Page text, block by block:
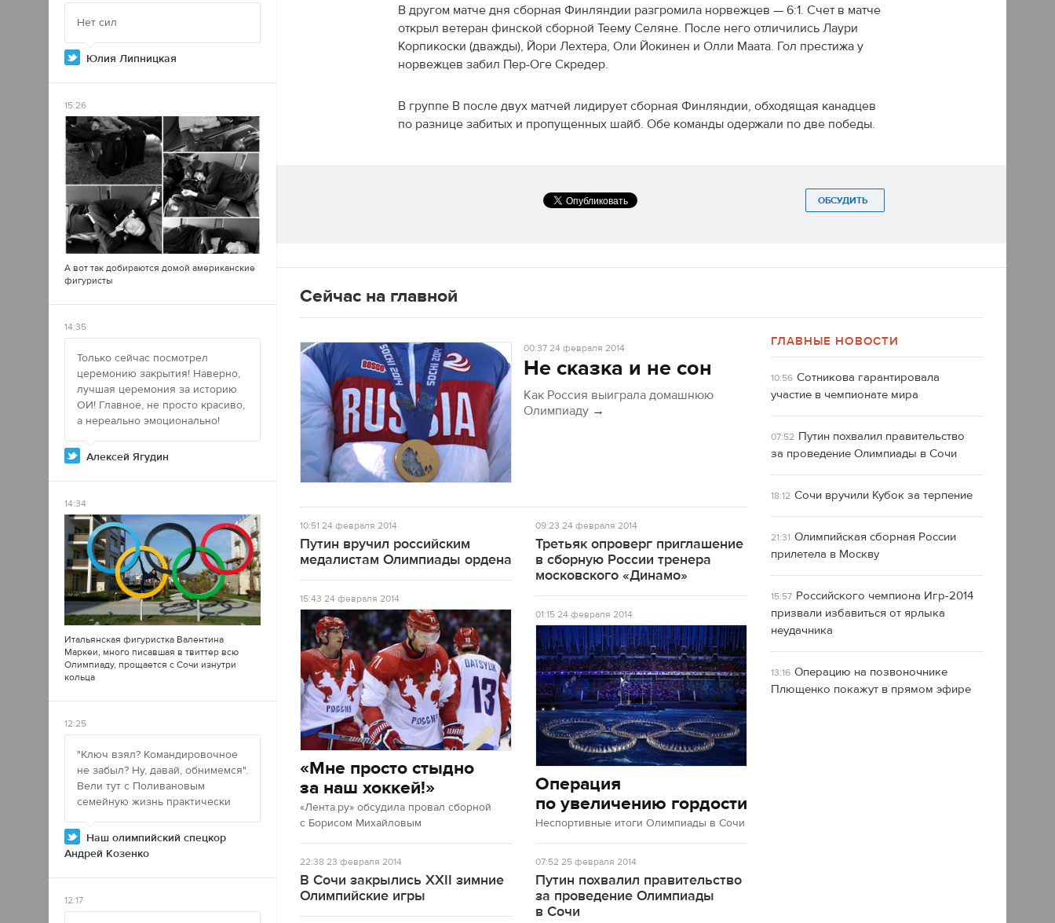
Нет сил
Юлия Липницкая
15:26
А вот так добираются домой американские
фигуристы
14:35
Только сейчас посмотрел
церемонию закрытия! Наверно,
лучшая церемония за историю
ОИ! Главное, не просто красиво,
а нереально эмоционально!
Алексей Ягудин
14:34
Итальянская фигуристка Валентина
Маркеи, много писавшая в твиттер всю
Олимпиаду, прощается с Сочи изнутри
кольца
12:25
"Ключ взял? Командировочное
не забыл? Ну, давай, обнимемся".
Вели тут с Поливановым
семейную жизнь практически
Наш олимпийский спецкор
Андрей Козенко
12:17
В другом матче дня сборная Финляндии разгромила норвежцев — 6:1. Счет в матче
открыл ветеран финской сборной Теему Селяне. После него отличились Лаури
Корпикоски (дважды), Йори Лехтера, Оли Йокинен и Олли Маата. Гол престижа у
норвежцев забил Пер-Оге Скредер.
В группе B после двух матчей лидирует сборная Финляндии, обходящая канадцев
по разнице забитых и пропущенных шайб. Обе команды одержали по две победы.
ОБСУДИТЬ
Сейчас на главной
00:3724 февраля 2014
Не сказка и не сон
Как Россия выиграла домашнюю
Олимпиаду →
10:51 24 февраля 2014
Путин вручил российским
медалистам Олимпиады ордена
15:43 24 февраля 2014
«Мне просто стыдно
за наш хоккей!»
«Лента.ру» обсудила провал сборной
с Борисом Михайловым
22:3823 февраля 2014
В Сочи закрылись XXII зимние
Олимпийские игры
09:23 24 февраля 2014
Третьяк опроверг приглашение
в сборную России тренера
московского «Динамо»
01:1524 февраля 2014
Операция
по увеличению гордости
Неспортивные итоги Олимпиады в Сочи
07:52 25 февраля 2014
Путин похвалил правительство
за проведение Олимпиады
в Сочи
ГЛАВНЫЕ НОВОСТИ
10:56 Сотникова гарантировала
участие в чемпионате мира
07:52 Путин похвалил правительство
за проведение Олимпиады в Сочи
18:12 Сочи вручили Кубок за терпение
21:31 Олимпийская сборная России
прилетела в Москву
15:57 Российского чемпиона Игр-2014
призвали избавиться от ярлыка
неудачника
13:16 Операцию на позвоночнике
Плющенко покажут в прямом эфире